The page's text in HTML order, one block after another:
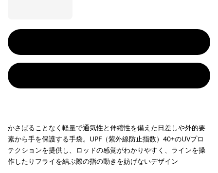
かさばることなく軽量で通気性と伸縮性を備えた日差しや外的要
素から手を保護する手袋。UPF（紫外線防止指数）40+のUVプロ
テクションを提供し、ロッドの感覚がわかりやすく、ラインを操
作したりフライを結ぶ際の指の動きを妨げないデザイン